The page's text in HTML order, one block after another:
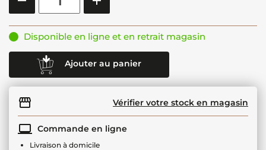
Disponible en ligne et en retrait magasin
Ajouter au panier
Vérifier votre stock en magasin
Commande en ligne
Livraison à domicile